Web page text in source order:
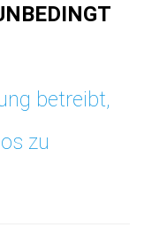
betreibt,
zu